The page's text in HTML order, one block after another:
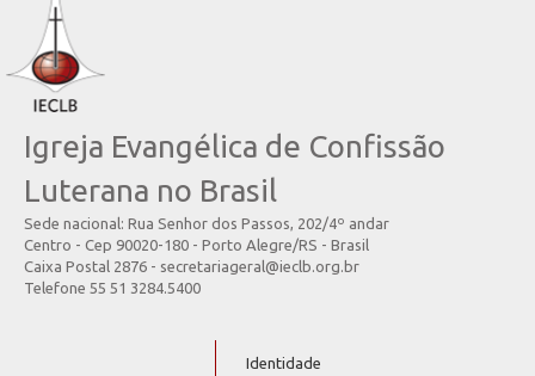
Igreja Evangélica de Confissão
Luterana no Brasil
Sede nacional: Rua Senhor dos Passos, 202/4º andar
Centro - Cep 90020-180 - Porto Alegre/RS - Brasil
Caixa Postal 2876 - secretariageral@ieclb.org.br
Telefone 55 51 3284.5400
Identidade